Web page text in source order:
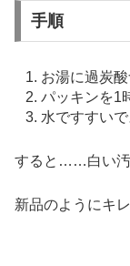
手順
お湯に過炭
パッキンを1
水ですすい
すると……白い汚
新品のようにキ